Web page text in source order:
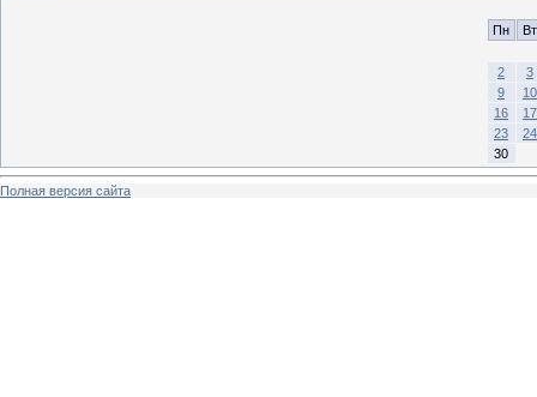
Пн Вт
2
3
9
10
16
17
23
24
30
Полная версия сайта